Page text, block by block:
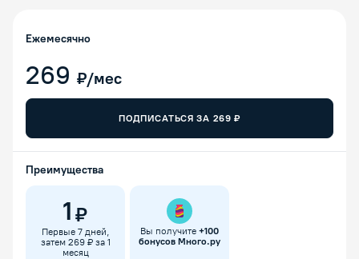
Ежемесячно
269 ₽/мес
ПОДПИСАТЬСЯ ЗА 269 ₽
Преимущества
1 ₽
Первые 7 дней,
затем 269 ₽ за 1
месяц
Вы получите +100
бонусов Много.ру